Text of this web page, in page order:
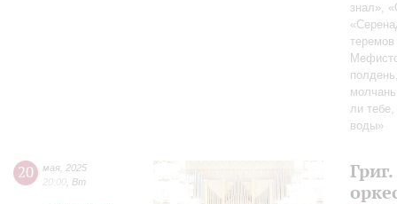
знал»,
ли
воды»
20 мая 2025
20:00 Вт